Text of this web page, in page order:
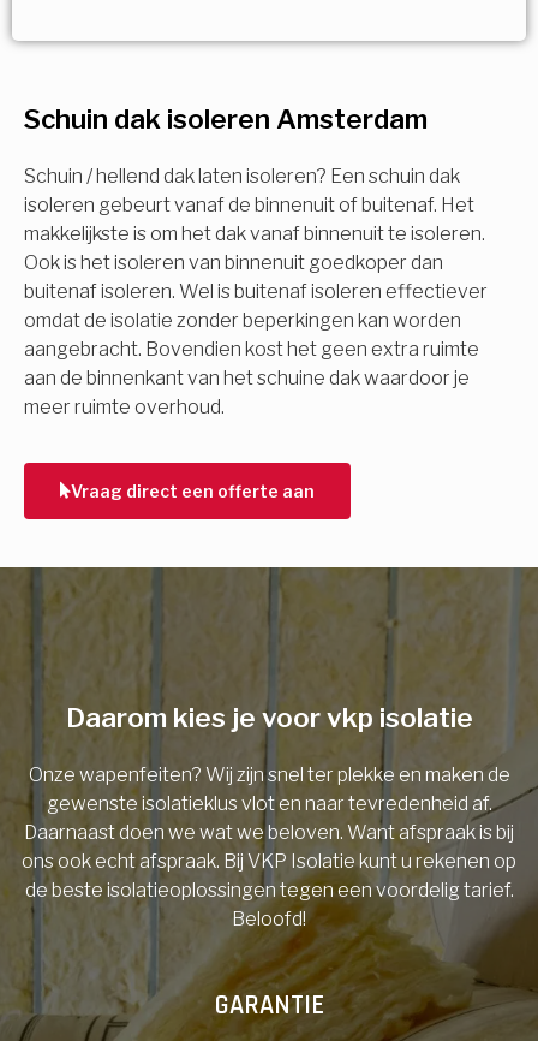
Schuin dak isoleren Amsterdam
Schuin / hellend dak laten isoleren? Een schuin dak
isoleren gebeurt vanaf de binnenuit of buitenaf. Het
makkelijkste is om het dak vanaf binnenuit te isoleren.
Ook is het isoleren van binnenuit goedkoper dan
buitenaf isoleren. Wel is buitenaf isoleren effectiever
omdat de isolatie zonder beperkingen kan worden
aangebracht. Bovendien kost het geen extra ruimte
aan de binnenkant van het schuine dak waardoor je
meer ruimte overhoud.
Vraag direct een offerte aan
Meerdere keuzes mogelijk
Isolatiemaatregel
Spouwisolatie
Vloerisolatie
Dakisolatie
Gevelisolatie
Vorige Volgende
subsidie!
Vul uw gegevens in en ontvang nu direct uw
berekening per mail.
Voornaam
Telefoonnummer
Vorige
Daarom kies je voor vkp isolatie
Onze wapenfeiten? Wij zijn snel ter plekke en maken de
gewenste isolatieklus vlot en naar tevredenheid af.
Daarnaast doen we wat we beloven. Want afspraak is bij
ons ook echt afspraak. Bij VKP Isolatie kunt u rekenen op
de beste isolatieoplossingen tegen een voordelig tarief.
Beloofd!
GARANTIE